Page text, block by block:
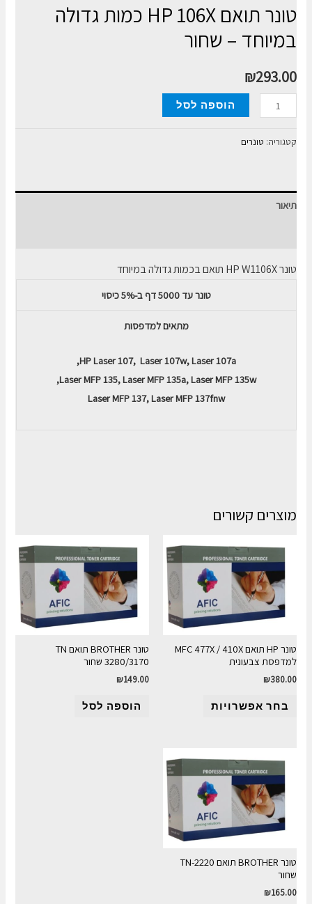
טונר תואם HP 106X כמות גדולה
במיוחד – שחור
₪293.00
כמות
של
טונר
106X
-
הוספה לסל
קטגוריה: טונרים
תיאור
טונר HP W1106X תואם בכמות גדולה במיוחד
טונר עד 5000 דף ב-5% כיסוי
מתאים למדפסות
HP Laser 107, Laser 107w, Laser 107a,
Laser MFP 135, Laser MFP 135a, Laser MFP 135w,
Laser MFP 137, Laser MFP 137fnw
מוצרים קשורים
טונר HP תואם MFC 477X / 410X
למדפסת צבעונית
₪380.00
בחר אפשרויות
טונר BROTHER תואם TN
3280/3170 שחור
₪149.00
הוספה לסל
טונר BROTHER תואם TN-2220
שחור
₪165.00